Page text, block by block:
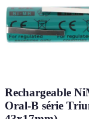
Rechargeable
Oral-B série